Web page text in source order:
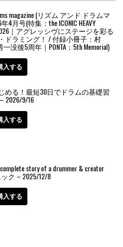
magazine (リズム アンド ドラムマ
4月号(特集：the ICONIC HEAVY
2026｜アグレッシヴにステージを彩る
ドラミング！ / 付録小冊子：村
没後5周年｜PONTA：5th Memorial)
入する
める！最短30日でドラムの基礎習
2026/9/16
入する
story of a drummer & creator
ク – 2025/12/8
入する